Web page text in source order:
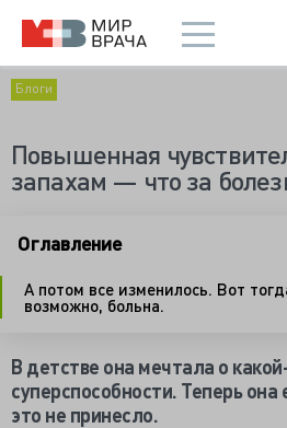
Блоги
Повышенная
запахам — что за
Оглавление
А потом все изменилось. Вот
возможно, больна.
В детстве она мечтала о
суперспособности. Теперь
это не принесло.